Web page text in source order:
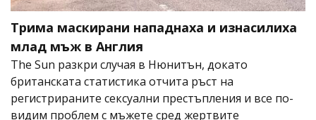
Трима маскирани нападнаха и изнасилиха
млад мъж в Англия
The Sun разкри случая в Нюнитън, докато
британската статистика отчита ръст на
регистрираните сексуални престъпления и все по-
видим проблем с мъжете сред жертвите